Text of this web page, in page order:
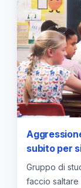
subito per
Gruppo di
faccio saltare